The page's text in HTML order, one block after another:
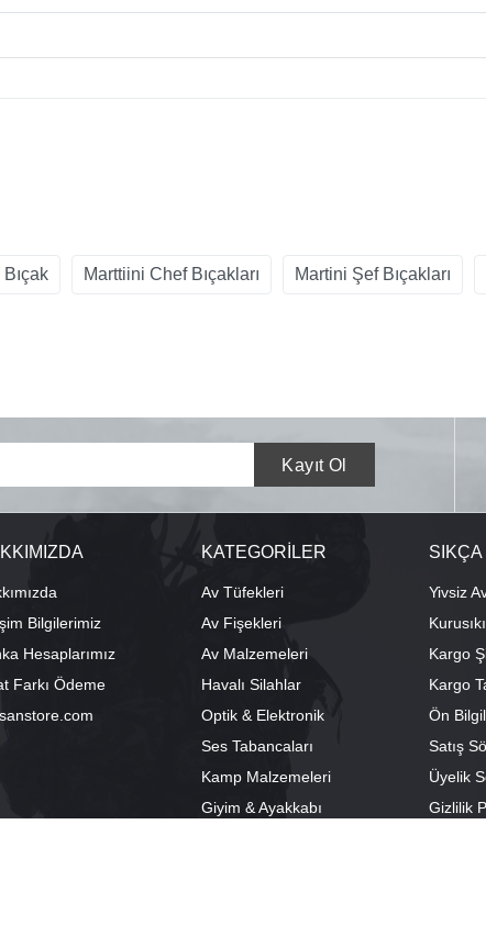
Marttiini Chef Bıçakları Martini Şef Bıçakları
Bilgilerimiz
Hesaplarımız
Farkı Ödeme
KATEGORİLER
Av Tüfekleri
Av Fişekleri
Av Malzemeleri
Havalı Silahlar
Optik & Elektronik
Ses Tabancaları
Kamp Malzemeleri
Giyim & Ayakkabı
Yivsiz
Kargo
Kargo
Ön
Satış
Üyelik
Gizlilik